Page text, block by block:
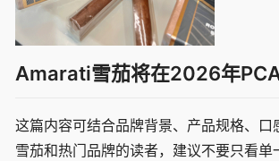
Amarati雪茄将在2026年
这篇内容可结合品牌背景、产品规格、
雪茄和热门品牌的读者，建议不要只看